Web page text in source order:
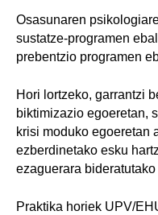
Osasunaren
sustatze-programen
prebentzio programen
Hori lortzeko, garrantzi
biktimizazio egoeretan,
krisi moduko egoeretan
ezberdinetako esku
ezaguerara
Praktika horiek UPV/